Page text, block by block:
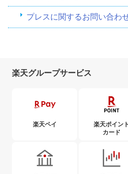
プレスに関するお問い合わ
楽天グループサービス
楽天ペイ
楽天ポイント
カード